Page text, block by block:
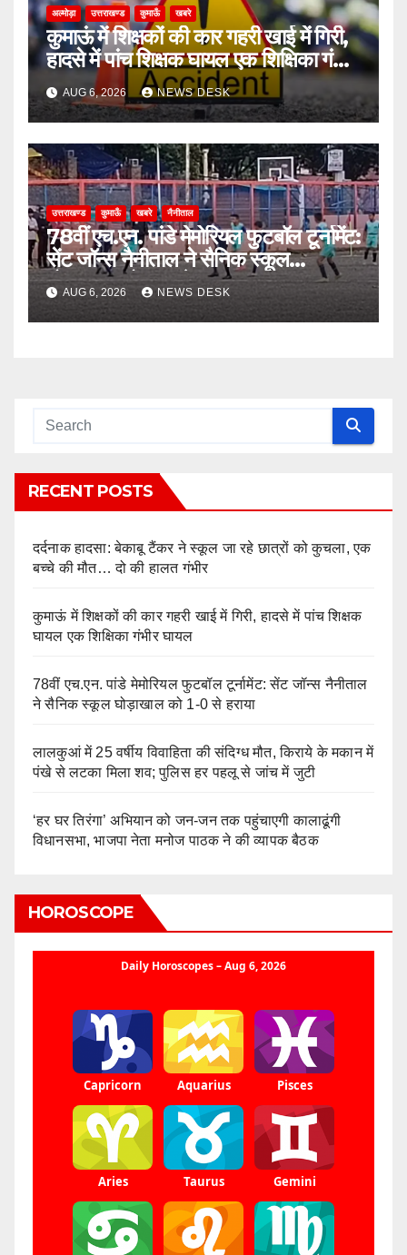
अल्मोड़ा उत्तराखण्ड कुमाऊँ खबरे
कुमाऊं में शिक्षकों की कार गहरी खाई में गिरी,
हादसे में पांच शिक्षक घायल एक शिक्षिका गंभीर
घायल
AUG 6, 2026 NEWS DESK
उत्तराखण्ड कुमाऊँ खबरे नैनीताल
78वीं एच.एन. पांडे मेमोरियल फुटबॉल टूर्नामेंट:
सेंट जॉन्स नैनीताल ने सैनिक स्कूल
घोड़ाखाल को 1-0 से हराया
AUG 6, 2026 NEWS DESK
RECENT POSTS
दर्दनाक हादसा: बेकाबू टैंकर ने स्कूल जा रहे छात्रों को कुचला, एक
बच्चे की मौत… दो की हालत गंभीर
कुमाऊं में शिक्षकों की कार गहरी खाई में गिरी, हादसे में पांच शिक्षक
घायल एक शिक्षिका गंभीर घायल
78वीं एच.एन. पांडे मेमोरियल फुटबॉल टूर्नामेंट: सेंट जॉन्स नैनीताल
ने सैनिक स्कूल घोड़ाखाल को 1-0 से हराया
लालकुआं में 25 वर्षीय विवाहिता की संदिग्ध मौत, किराये के मकान में
पंखे से लटका मिला शव; पुलिस हर पहलू से जांच में जुटी
‘हर घर तिरंगा’ अभियान को जन-जन तक पहुंचाएगी कालाढूंगी
विधानसभा, भाजपा नेता मनोज पाठक ने की व्यापक बैठक
HOROSCOPE